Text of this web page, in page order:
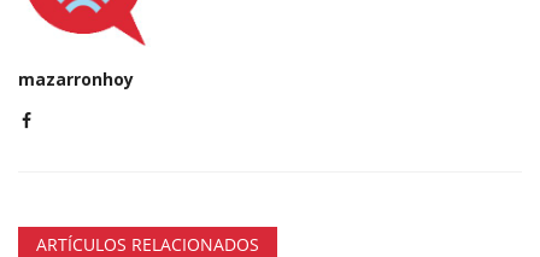
mazarronhoy
ARTÍCULOS RELACIONADOS